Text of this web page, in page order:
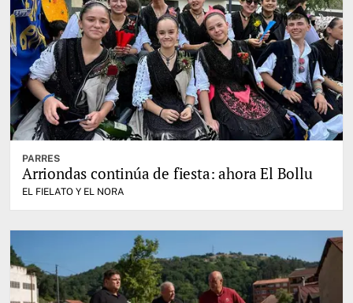
PARRES
Arriondas continúa de fiesta: ahora El Bollu
EL FIELATO Y EL NORA